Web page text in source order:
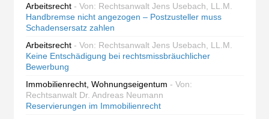
Arbeitsrecht - Von: Rechtsanwalt Jens Usebach, LL.M.
Handbremse nicht angezogen – Postzusteller muss
Schadensersatz zahlen
Arbeitsrecht - Von: Rechtsanwalt Jens Usebach, LL.M.
Keine Entschädigung bei rechtsmissbräuchlicher
Bewerbung
Immobilienrecht, Wohnungseigentum - Von:
Rechtsanwalt Dr. Andreas Neumann
Reservierungen im Immobilienrecht